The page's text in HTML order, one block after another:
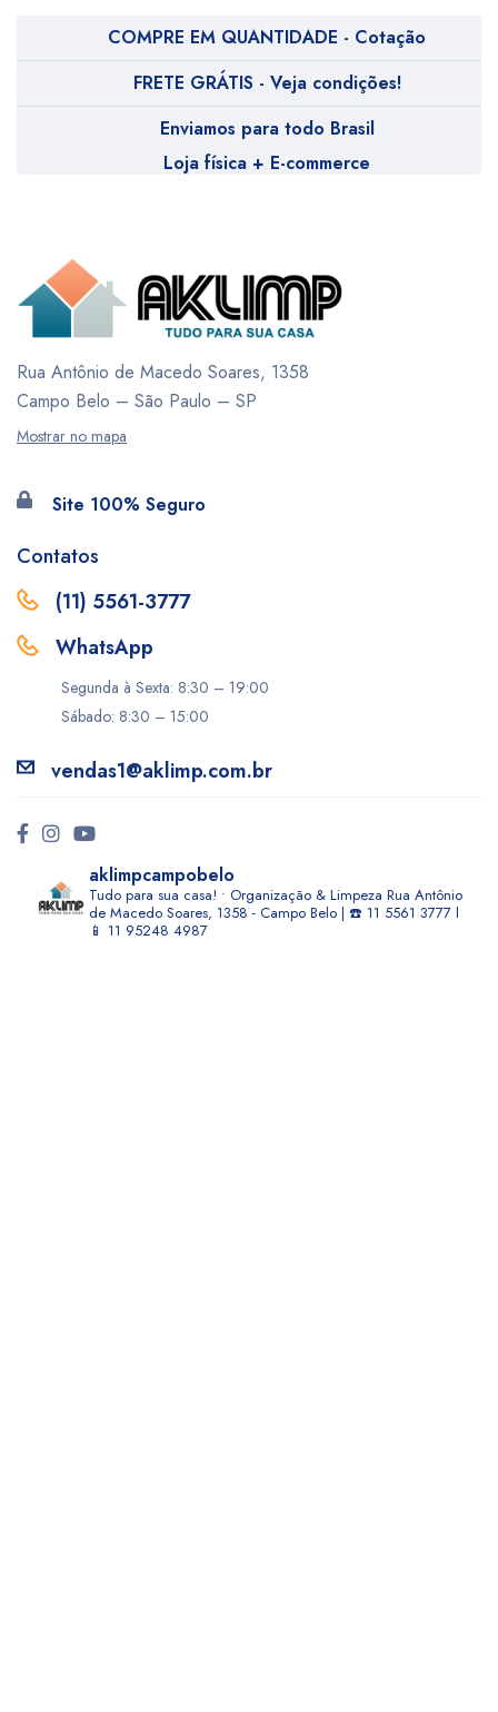
COMPRE EM QUANTIDADE - Cotação
FRETE GRÁTIS - Veja condições!
Enviamos para todo Brasil
Loja física + E-commerce
Rua Antônio de Macedo Soares, 1358
Campo Belo – São Paulo – SP
Mostrar no mapa
Site 100% Seguro
Contatos
(11) 5561-3777
WhatsApp
Segunda à Sexta: 8:30 – 19:00
Sábado: 8:30 – 15:00
vendas1@aklimp.com.br
aklimpcampobelo
Tudo para sua casa! • Organização & Limpeza Rua Antônio
de Macedo Soares, 1358 - Campo Belo | ☎️ 11 5561 3777 l
📱 11 95248 4987